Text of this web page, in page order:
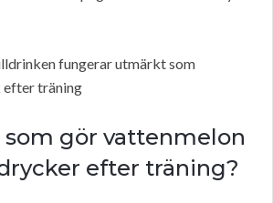
fungerar utmärkt som
träning
som gör vattenmelon
efter träning?